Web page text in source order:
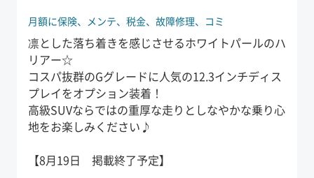
月額に保険、 メンテ、 税金、 故障修理、 コミ
凛とした落ち着きを感じさせるホワイトパールのハ
リアー☆
コスパ抜群のGグレードに人気の12.3インチディス
プレイをオプション装着！
高級SUVならではの重厚な走りとしなやかな乗り心
地をお楽しみください♪
【8月19日 掲載終了予定】